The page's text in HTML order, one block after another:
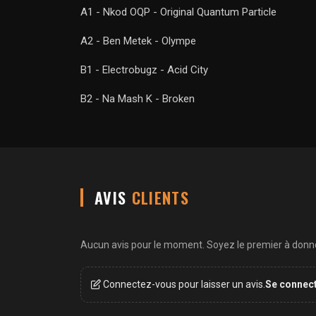
A1 - Nkod OQP - Original Quantum Particle
A2 - Ben Metek - Olympe
B1 - Electrobugz - Acid City
B2 - Na Mash K - Broken
AVIS CLIENTS
Aucun avis pour le moment. Soyez le premier à
Connectez-vous pour laisser un avis.Se